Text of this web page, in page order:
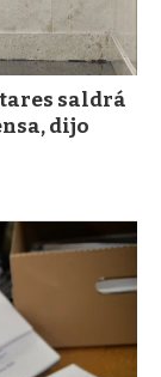
saldrá
dijo